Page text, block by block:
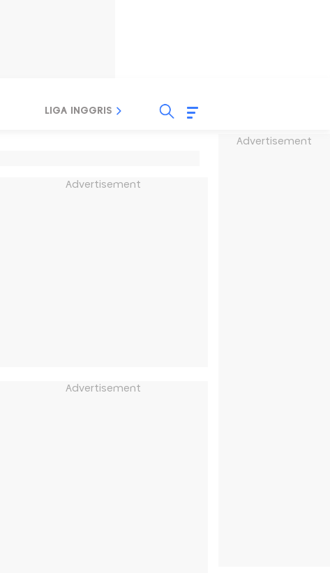
Advertisement
LIGA INGGRIS LIGA ITALIA
Advertisement
Advertisement